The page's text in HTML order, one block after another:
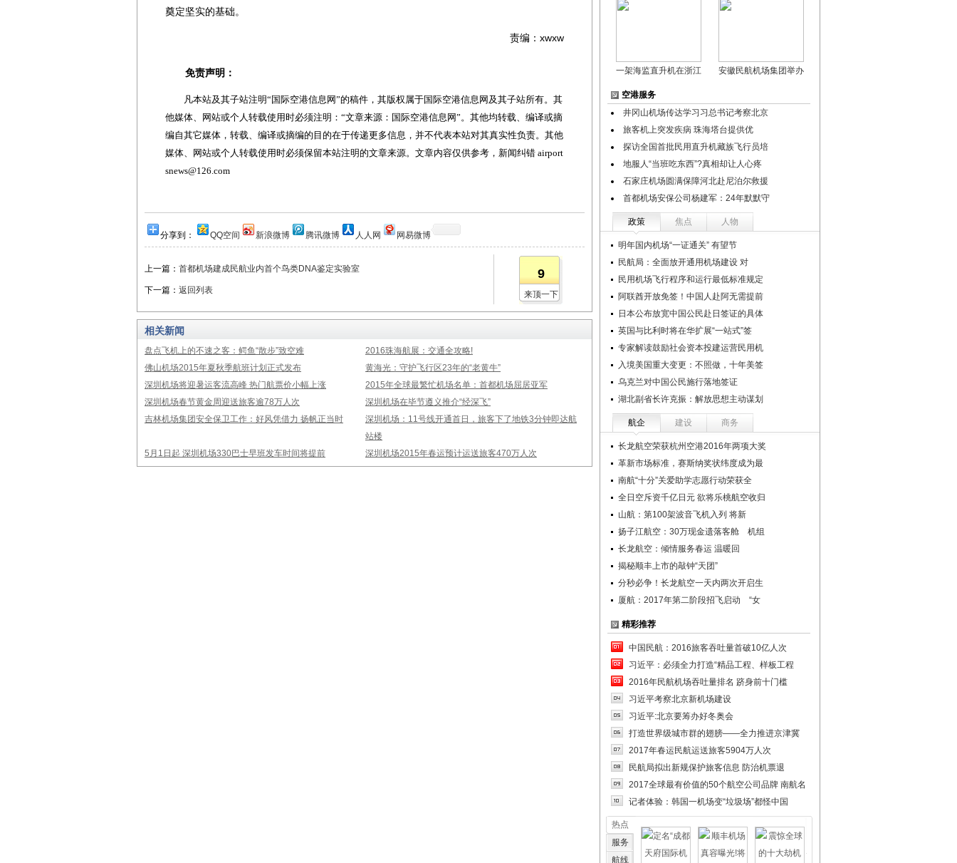
奠定坚实的基础。
责编：xwxw
免责声明：
凡本站及其子站注明“国际空港信息网”的稿件，其版权属于国际空港信息网及其子站所有。其
他媒体、网站或个人转载使用时必须注明：“文章来源：国际空港信息网”。其他均转载、编译或摘
编自其它媒体，转载、编译或摘编的目的在于传递更多信息，并不代表本站对其真实性负责。其他
媒体、网站或个人转载使用时必须保留本站注明的文章来源。文章内容仅供参考，新闻纠错 airport
snews@126.com
分享到： QQ空间 新浪微博 腾讯微博 人人网 网易微博
上一篇： 首都机场建成民航业内首个鸟类DNA鉴定实验室
下一篇： 返回列表
9
来顶一下
相关新闻
盘点飞机上的不速之客：鳄鱼“散步”致空难
2016珠海航展：交通全攻略!
佛山机场2015年夏秋季航班计划正式发布
黄海光：守护飞行区23年的“老黄牛”
深圳机场将迎暑运客流高峰 热门航票价小幅上涨
2015年全球最繁忙机场名单：首都机场屈居亚军
深圳机场春节黄金周迎送旅客逾78万人次
深圳机场在毕节遵义推介“经深飞”
吉林机场集团安全保卫工作：好风凭借力 扬帆正当时
深圳机场：11号线开通首日，旅客下了地铁3分钟即达航
站楼
5月1日起 深圳机场330巴士早班发车时间将提前
深圳机场2015年春运预计运送旅客470万人次
一架海监直升机在浙江 安徽民航机场集团举办
空港服务
井冈山机场传达学习习总书记考察北京
旅客机上突发疾病 珠海塔台提供优
探访全国首批民用直升机藏族飞行员培
地服人“当班吃东西”?真相却让人心疼
石家庄机场圆满保障河北赴尼泊尔救援
首都机场安保公司杨建军：24年默默守
政策 焦点 人物
明年国内机场“一证通关” 有望节
民航局：全面放开通用机场建设 对
民用机场飞行程序和运行最低标准规定
阿联酋开放免签！中国人赴阿无需提前
日本公布放宽中国公民赴日签证的具体
英国与比利时将在华扩展“一站式”签
专家解读鼓励社会资本投建运营民用机
入境美国重大变更：不照做，十年美签
乌克兰对中国公民施行落地签证
湖北副省长许克振：解放思想主动谋划
航企 建设 商务
长龙航空荣获杭州空港2016年两项大奖
革新市场标准，赛斯纳奖状纬度成为最
南航“十分”关爱助学志愿行动荣获全
全日空斥资千亿日元 欲将乐桃航空收归
山航：第100架波音飞机入列 将新
扬子江航空：30万现金遗落客舱 机组
长龙航空：倾情服务春运 温暖回
揭秘顺丰上市的敲钟“天团”
分秒必争！长龙航空一天内两次开启生
厦航：2017年第二阶段招飞启动 “女
精彩推荐
中国民航：2016旅客吞吐量首破10亿人次
习近平：必须全力打造“精品工程、样板工程
2016年民航机场吞吐量排名 跻身前十门槛
习近平考察北京新机场建设
习近平:北京要筹办好冬奥会
打造世界级城市群的翅膀——全力推进京津冀
2017年春运民航运送旅客5904万人次
民航局拟出新规保护旅客信息 防治机票退
2017全球最有价值的50个航空公司品牌 南航名
记者体验：韩国一机场变“垃圾场”都怪中国
热点
服务
航线